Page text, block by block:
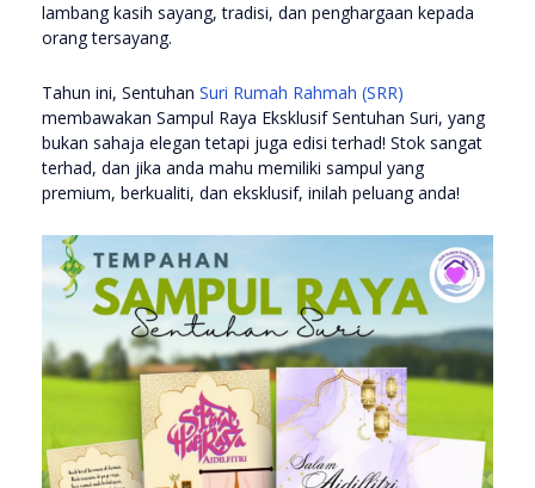
lambang kasih sayang, tradisi, dan penghargaan kepada
orang tersayang.
Tahun ini, Sentuhan Suri Rumah Rahmah (SRR)
membawakan Sampul Raya Eksklusif Sentuhan Suri, yang
bukan sahaja elegan tetapi juga edisi terhad! Stok sangat
terhad, dan jika anda mahu memiliki sampul yang
premium, berkualiti, dan eksklusif, inilah peluang anda!